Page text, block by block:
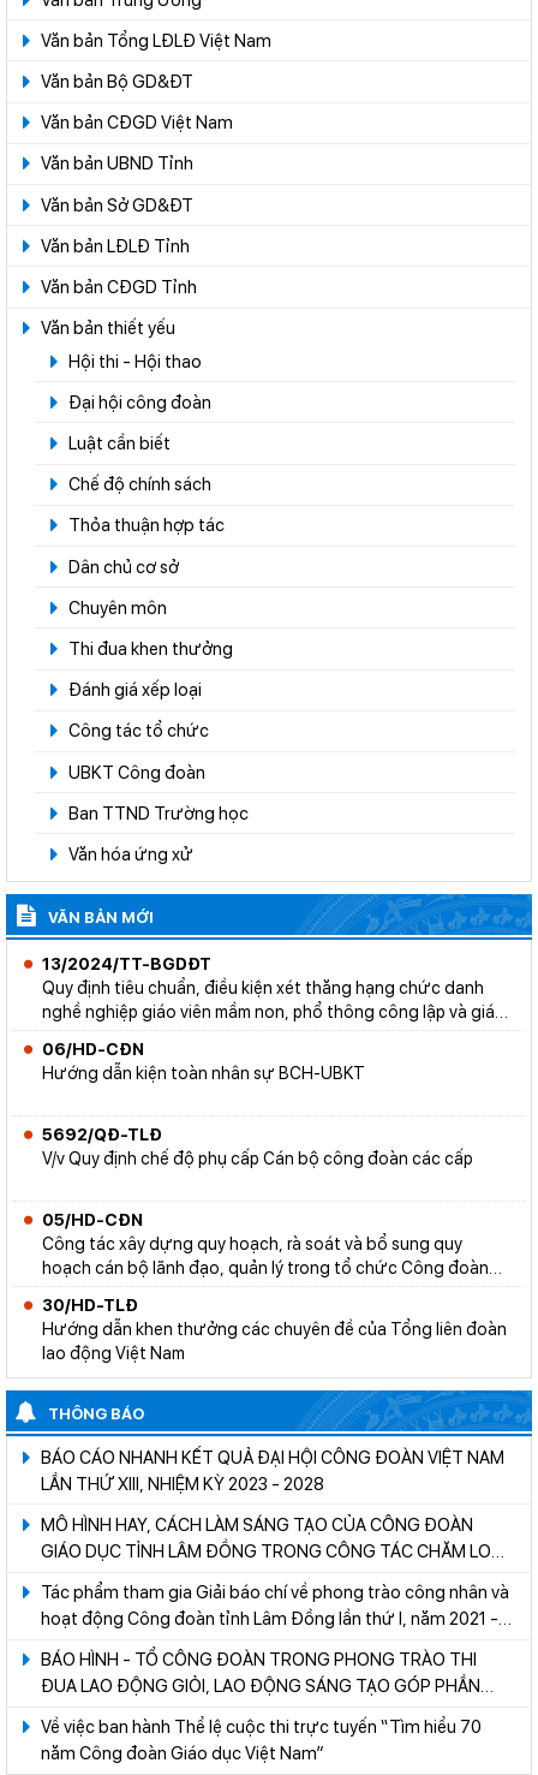
Văn bản Tổng LĐLĐ Việt Nam
Văn bản Bộ GD&ĐT
Văn bản CĐGD Việt Nam
Văn bản UBND Tỉnh
Văn bản Sở GD&ĐT
Văn bản LĐLĐ Tỉnh
Văn bản CĐGD Tỉnh
Văn bản thiết yếu
Hội thi - Hội thao
Đại hội công đoàn
Luật cần biết
Chế độ chính sách
Thỏa thuận hợp tác
Dân chủ cơ sở
Chuyên môn
Thi đua khen thưởng
Đánh giá xếp loại
Công tác tổ chức
UBKT Công đoàn
Ban TTND Trường học
Văn hóa ứng xử
VĂN BẢN MỚI
13/2024/TT-BGDĐT
Quy định tiêu chuẩn, điều kiện xét thăng hạng chức danh
nghề nghiệp giáo viên mầm non, phổ thông công lập và giáo
viên dự bị đại học
06/HD-CĐN
Hướng dẫn kiện toàn nhân sự BCH-UBKT
5692/QĐ-TLĐ
V/v Quy định chế độ phụ cấp Cán bộ công đoàn các cấp
05/HD-CĐN
Công tác xây dựng quy hoạch, rà soát và bổ sung quy
hoạch cán bộ lãnh đạo, quản lý trong tổ chức Công đoàn
ngành giáo dục - Giai đoạn 2028-2033
30/HD-TLĐ
Hướng dẫn khen thưởng các chuyên đề của Tổng liên đoàn
lao động Việt Nam
THÔNG BÁO
BÁO CÁO NHANH KẾT QUẢ ĐẠI HỘI CÔNG ĐOÀN VIỆT NAM
LẦN THỨ XIII, NHIỆM KỲ 2023 - 2028
MÔ HÌNH HAY, CÁCH LÀM SÁNG TẠO CỦA CÔNG ĐOÀN
GIÁO DỤC TỈNH LÂM ĐỒNG TRONG CÔNG TÁC CHĂM LO
ĐỜI SỐNG CHO ĐOÀN VIÊN, LAO ĐỘNG
Tác phẩm tham gia Giải báo chí về phong trào công nhân và
hoạt động Công đoàn tỉnh Lâm Đồng lần thứ I, năm 2021 -
2022
BÁO HÌNH - TỔ CÔNG ĐOÀN TRONG PHONG TRÀO THI
ĐUA LAO ĐỘNG GIỎI, LAO ĐỘNG SÁNG TẠO GÓP PHẦN
PHÁT TRIỂN SỰ NGHIỆP GIÁO DỤC NHÀ TRƯỜNG
Về việc ban hành Thể lệ cuộc thi trực tuyến “Tìm hiểu 70
năm Công đoàn Giáo dục Việt Nam”